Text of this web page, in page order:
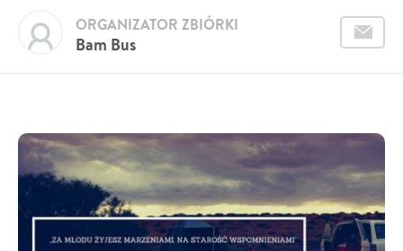
Bam Bus
ORGANIZATOR ZBIÓRKI